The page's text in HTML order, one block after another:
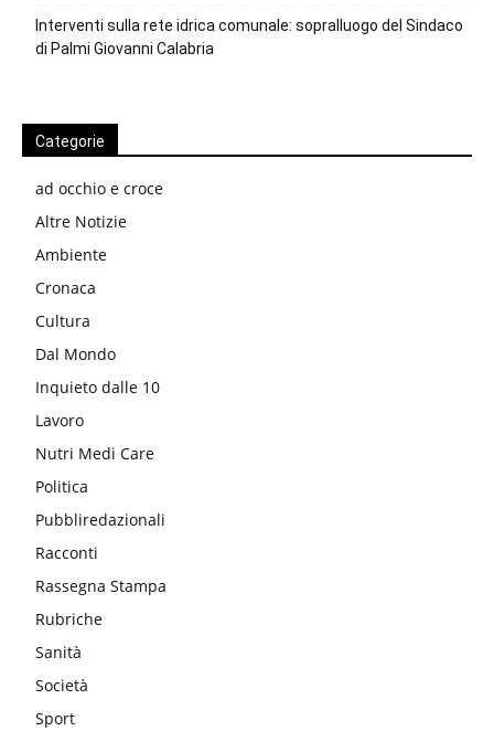
Interventi sulla rete idrica comunale: sopralluogo del Sindaco
di Palmi Giovanni Calabria
Categorie
ad occhio e croce
Altre Notizie
Ambiente
Cronaca
Cultura
Dal Mondo
Inquieto dalle 10
Lavoro
Nutri Medi Care
Politica
Pubbliredazionali
Racconti
Rassegna Stampa
Rubriche
Sanità
Società
Sport